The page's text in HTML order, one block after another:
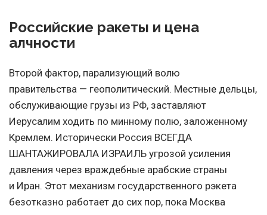
Российские ракеты и цена
алчности
Второй фактор, парализующий волю
правительства — геополитический. Местные дельцы,
обслуживающие грузы из РФ, заставляют
Иерусалим ходить по минному полю, заложенному
Кремлем. Исторически Россия ВСЕГДА
ШАНТАЖИРОВАЛА ИЗРАИЛЬ угрозой усиления
давления через враждебные арабские страны
и Иран. Этот механизм государственного рэкета
безотказно работает до сих пор, пока Москва